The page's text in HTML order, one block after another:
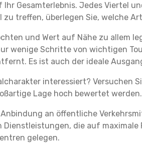
Ihr Gesamterlebnis. Jedes Viertel
treffen, überlegen Sie, welche
und Wert auf Nähe zu allem
wenige Schritte von wichtigen
Es ist auch der ideale
interessiert? Versuchen
Lage hoch bewertet werden.
an öffentliche
die auf
gelegen.